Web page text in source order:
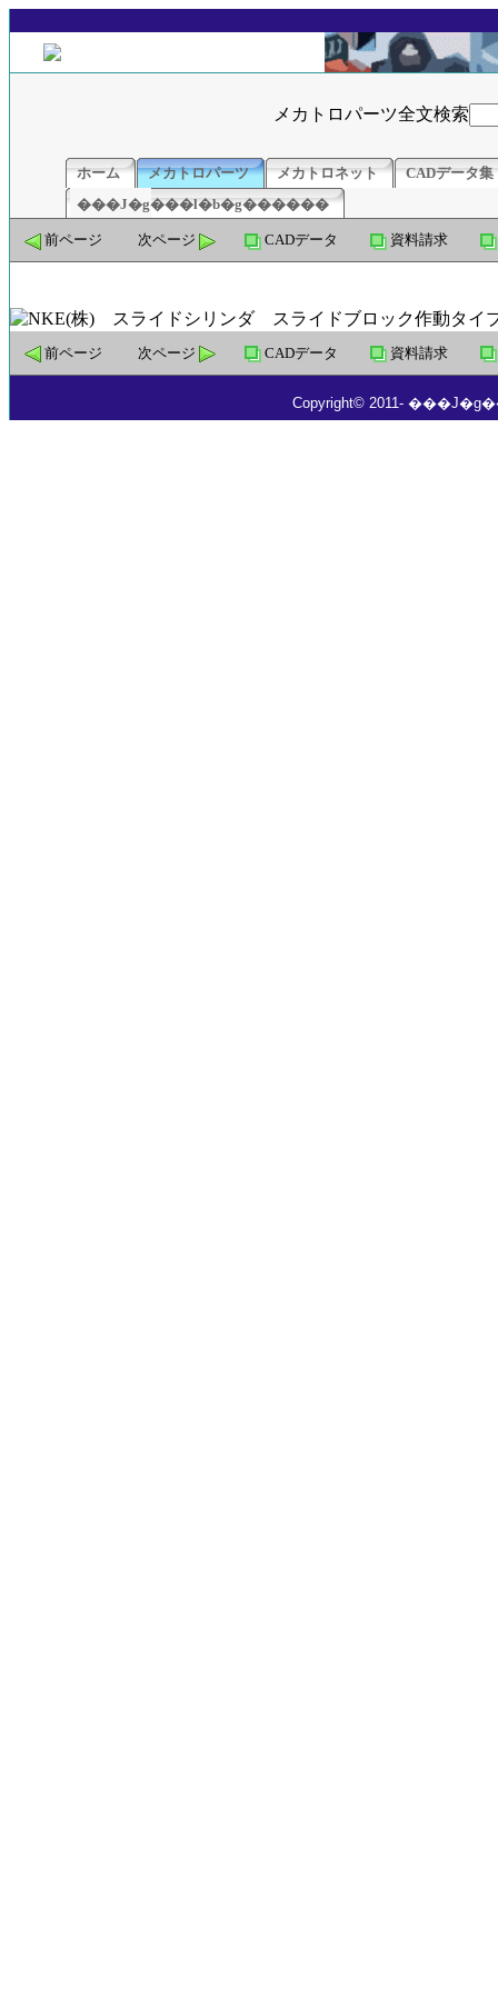
メカトロパーツ全文検索
ホーム メカトロパーツ メカトロネット
CADデータ集
���J�g���l�b�g������
前ページ 次ページ CADデータ 資料請求
前ページ 次ページ CADデータ 資料請求
Copyright© 2011-